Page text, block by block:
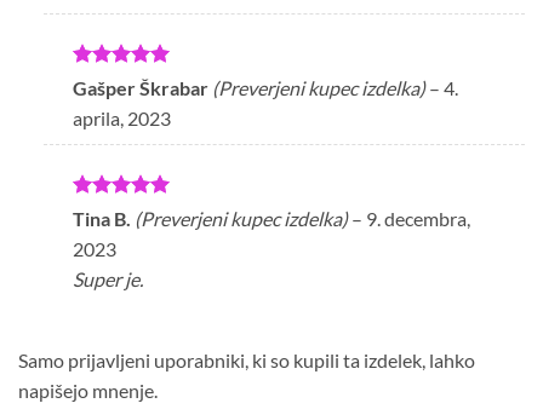
Ocenjeno5
od 5
Gašper Škrabar (Preverjeni kupec izdelka) – 4.
aprila, 2023
Ocenjeno5
od 5
Tina B. (Preverjeni kupec izdelka) – 9. decembra,
2023
Super je.
Samo prijavljeni uporabniki, ki so kupili ta izdelek, lahko
napišejo mnenje.